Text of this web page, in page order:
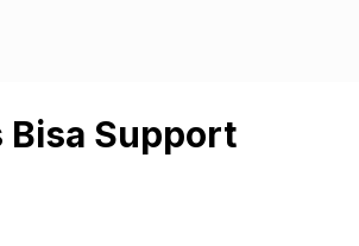
Bisa Support